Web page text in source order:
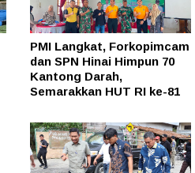
PMI Langkat, Forkopimcam
dan SPN Hinai Himpun 70
Kantong Darah,
Semarakkan HUT RI ke-81